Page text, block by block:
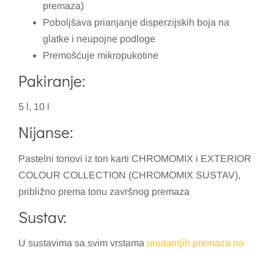
premaza)
Poboljšava prianjanje disperzijskih boja na
glatke i neupojne podloge
Premošćuje mikropukotine
Pakiranje:
5 l, 10 l
Nijanse:
Pastelni tonovi iz ton karti CHROMOMIX i EXTERIOR
COLOUR COLLECTION (CHROMOMIX SUSTAV),
približno prema tonu završnog premaza
Sustav:
U sustavima sa svim vrstama unutarnjih premaza na